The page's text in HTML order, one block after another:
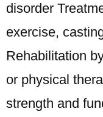
disorder
exercise,
Rehabilitation
or physical
strength and